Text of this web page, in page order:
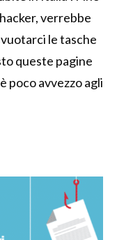
verrebbe
le tasche
queste pagine
poco avvezzo agli